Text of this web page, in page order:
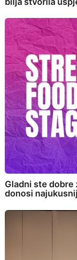
Gladni ste dobre
donosi